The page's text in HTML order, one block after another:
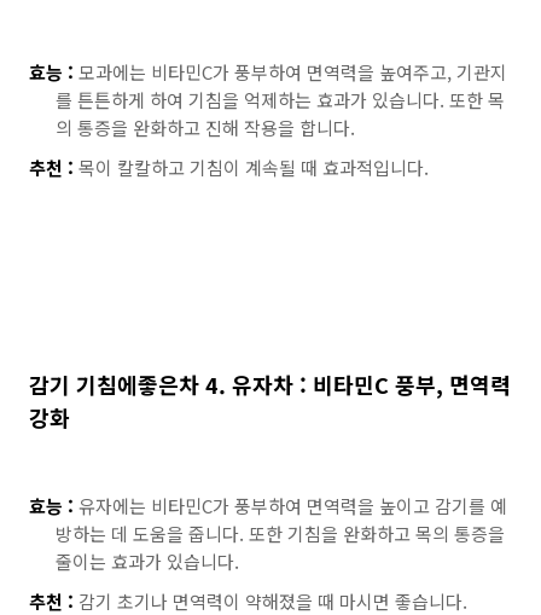
효능 : 모과에는 비타민C가 풍부하여 면역력을 높여주고, 기관지
를 튼튼하게 하여 기침을 억제하는 효과가 있습니다. 또한 목
의 통증을 완화하고 진해 작용을 합니다.
추천 : 목이 칼칼하고 기침이 계속될 때 효과적입니다.
감기 기침에좋은차 4. 유자차 : 비타민C 풍부, 면역력
강화
효능 : 유자에는 비타민C가 풍부하여 면역력을 높이고 감기를 예
방하는 데 도움을 줍니다. 또한 기침을 완화하고 목의 통증을
줄이는 효과가 있습니다.
추천 : 감기 초기나 면역력이 약해졌을 때 마시면 좋습니다.